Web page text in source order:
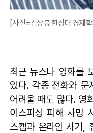
[사진=김상봉 한성대 경제
최근 뉴스나 영화를
있다. 각종 전화와 문
어려울 때도 많다. 영
이스피싱 피해 사망
스캠과 온라인 사기,